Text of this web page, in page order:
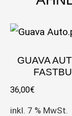
GUAVA
36,00€
inkl. 7 % MwSt.